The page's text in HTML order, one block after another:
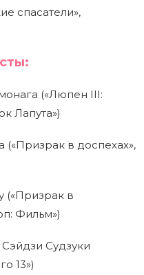
спасатели»,
(«Люпен III:
Лапута»)
(«Призрак в доспехах»,
(«Призрак в
Фильм»)
Судзуки
13»)